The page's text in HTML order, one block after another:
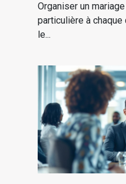
Organiser un
particulière à
le...